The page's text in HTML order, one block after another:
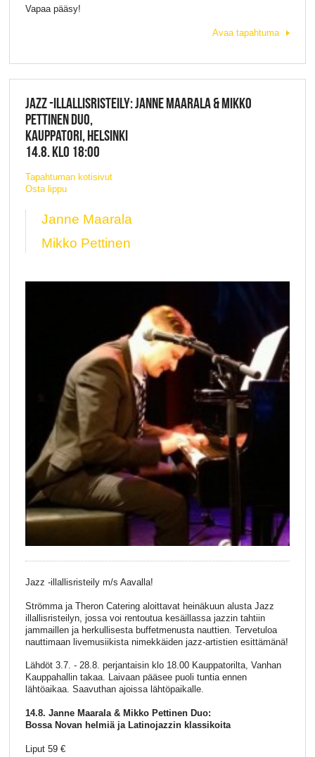
Vapaa pääsy!
Avaa tapahtuma
JAZZ -ILLALLISRISTEILY: JANNE MAARALA & MIKKO
PETTINEN DUO,
KAUPPATORI, HELSINKI
14.8. KLO 18:00
Tapahtuman kotisivut
Osta lippu
Janne Maarala
Mikko Pettinen
Jazz -illallisristeily m/s Aavalla!
Strömma ja Theron Catering aloittavat heinäkuun alusta Jazz
illallisristeilyn, jossa voi rentoutua kesäillassa jazzin tahtiin
jammaillen ja herkullisesta buffetmenusta nauttien. Tervetuloa
nauttimaan livemusiikista nimekkäiden jazz-artistien esittämänä!
Lähdöt 3.7. - 28.8. perjantaisin klo 18.00 Kauppatorilta, Vanhan
Kauppahallin takaa. Laivaan pääsee puoli tuntia ennen
lähtöaikaa. Saavuthan ajoissa lähtöpaikalle.
14.8. Janne Maarala & Mikko Pettinen Duo:
Bossa Novan helmiä ja Latinojazzin klassikoita
Liput 59 €